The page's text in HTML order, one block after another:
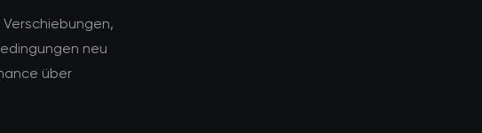
neu
über